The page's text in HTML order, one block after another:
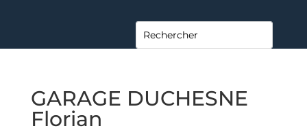
GARAGE DUCHESNE
Florian